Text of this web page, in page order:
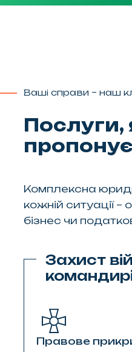
Ваші справи – наш
Послуги,
Комплексна
кожній ситуації –
бізнес чи
Захист
Правове